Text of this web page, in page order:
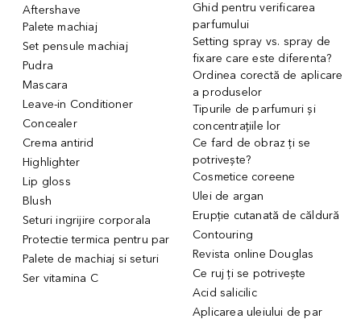
Aftershave
Palete machiaj
Set pensule machiaj
Pudra
Mascara
Leave-in Conditioner
Concealer
Crema antirid
Highlighter
Lip gloss
Blush
Seturi ingrijire corporala
Protectie termica pentru par
Palete de machiaj si seturi
Ser vitamina C
Ghid pentru verificarea
parfumului
Setting spray vs. spray de
fixare care este diferenta?
Ordinea corectă de aplicare
a produselor
Tipurile de parfumuri și
concentrațiile lor
Ce fard de obraz ți se
potrivește?
Cosmetice coreene
Ulei de argan
Erupție cutanată de căldură
Contouring
Revista online Douglas
Ce ruj ți se potrivește
Acid salicilic
Aplicarea uleiului de par